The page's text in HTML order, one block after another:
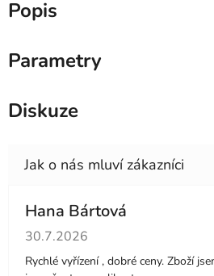
Popis
Parametry
Diskuze
Hana Bártová
Hodnocení obchodu je 4 z 5
30.7.2026
Rychlé vyřízení , dobré ceny. Zboží